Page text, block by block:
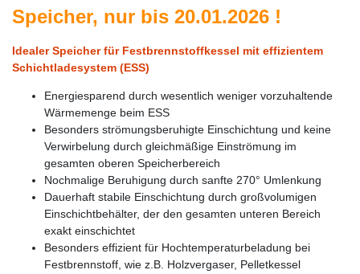
Speicher, nur bis 20.01.2026 !
Idealer Speicher für Festbrennstoffkessel mit effizientem
Schichtladesystem (ESS)
Energiesparend durch wesentlich weniger vorzuhaltende
Wärmemenge beim ESS
Besonders strömungsberuhigte Einschichtung und keine
Verwirbelung durch gleichmäßige Einströmung im
gesamten oberen Speicherbereich
Nochmalige Beruhigung durch sanfte 270° Umlenkung
Dauerhaft stabile Einschichtung durch großvolumigen
Einschichtbehälter, der den gesamten unteren Bereich
exakt einschichtet
Besonders effizient für Hochtemperaturbeladung bei
Festbrennstoff, wie z.B. Holzvergaser, Pelletkessel